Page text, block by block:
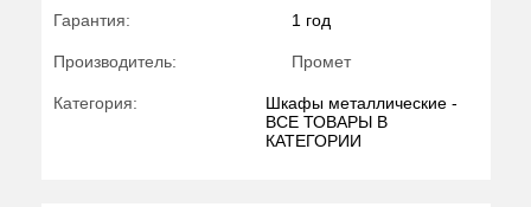
Гарантия: 1 год
Производитель: Промет
Категория:
Шкафы металлические -
ВСЕ ТОВАРЫ В
КАТЕГОРИИ